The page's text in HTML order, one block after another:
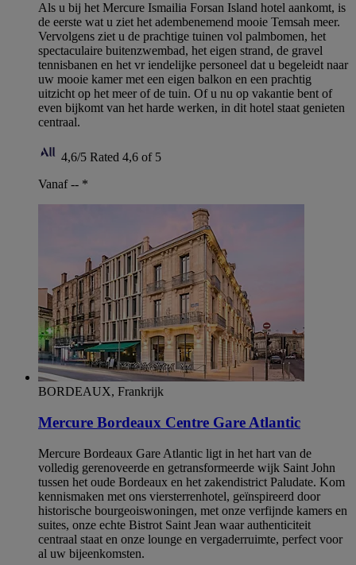
Als u bij het Mercure Ismailia Forsan Island hotel aankomt, is
de eerste wat u ziet het adembenemend mooie Temsah meer.
Vervolgens ziet u de prachtige tuinen vol palmbomen, het
spectaculaire buitenzwembad, het eigen strand, de gravel
tennisbanen en het vr iendelijke personeel dat u begeleidt naar
uw mooie kamer met een eigen balkon en een prachtig
uitzicht op het meer of de tuin. Of u nu op vakantie bent of
even bijkomt van het harde werken, in dit hotel staat genieten
centraal.
4,6/5 Rated 4,6 of 5
Vanaf -- *
BORDEAUX, Frankrijk
Mercure Bordeaux Centre Gare Atlantic
Mercure Bordeaux Gare Atlantic ligt in het hart van de
volledig gerenoveerde en getransformeerde wijk Saint John
tussen het oude Bordeaux en het zakendistrict Paludate. Kom
kennismaken met ons viersterrenhotel, geïnspireerd door
historische bourgeoiswoningen, met onze verfijnde kamers en
suites, onze echte Bistrot Saint Jean waar authenticiteit
centraal staat en onze lounge en vergaderruimte, perfect voor
al uw bijeenkomsten.